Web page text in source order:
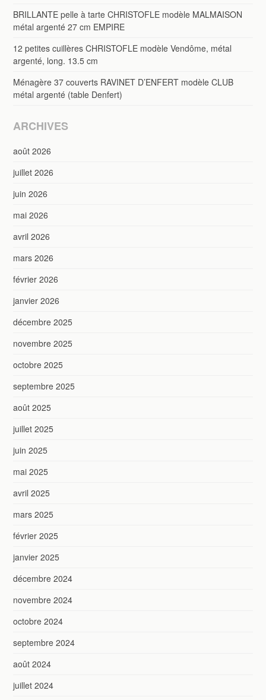
BRILLANTE pelle à tarte CHRISTOFLE modèle MALMAISON
métal argenté 27 cm EMPIRE
12 petites cuillères CHRISTOFLE modèle Vendôme, métal
argenté, long. 13.5 cm
Ménagère 37 couverts RAVINET D’ENFERT modèle CLUB
métal argenté (table Denfert)
ARCHIVES
août 2026
juillet 2026
juin 2026
mai 2026
avril 2026
mars 2026
février 2026
janvier 2026
décembre 2025
novembre 2025
octobre 2025
septembre 2025
août 2025
juillet 2025
juin 2025
mai 2025
avril 2025
mars 2025
février 2025
janvier 2025
décembre 2024
novembre 2024
octobre 2024
septembre 2024
août 2024
juillet 2024